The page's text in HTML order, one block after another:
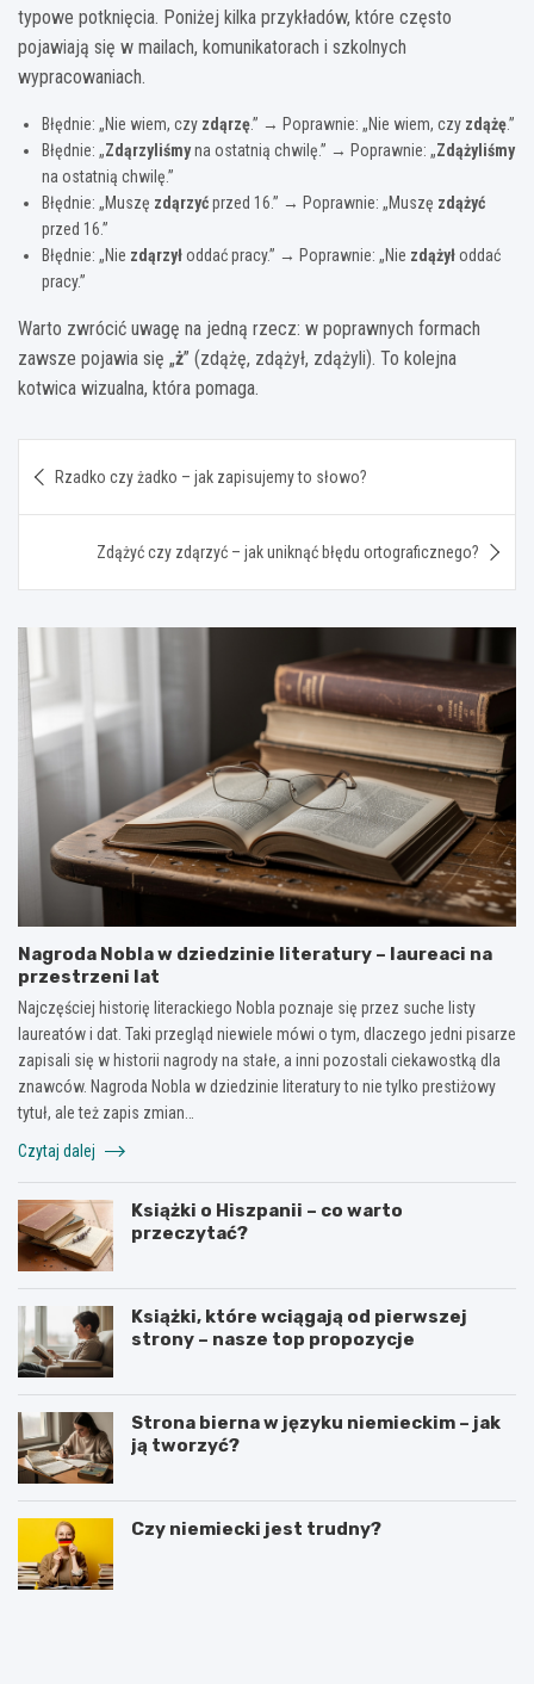
typowe potknięcia. Poniżej kilka przykładów, które często
pojawiają się w mailach, komunikatorach i szkolnych
wypracowaniach.
Błędnie: „Nie wiem, czy zdąrzę.” → Poprawnie: „Nie wiem, czy zdążę.”
Błędnie: „Zdąrzyliśmyna ostatnią chwilę.” → Poprawnie: „Zdążyliśmy
na ostatnią chwilę.”
Błędnie: „Muszę zdąrzyćprzed 16.” → Poprawnie: „Muszę zdążyć
przed 16.”
Błędnie: „Nie zdąrzyłoddać pracy.” → Poprawnie: „Nie zdążyłoddać
pracy.”
Warto zwrócić uwagę na jedną rzecz: w poprawnych formach
zawsze pojawia się „ż” (zdążę, zdążył, zdążyli). To kolejna
kotwica wizualna, która pomaga.
wpisu
Rzadko czy żadko – jak zapisujemy to słowo?
Zdążyć czy zdąrzyć – jak uniknąć błędu ortograficznego?
Nagroda Nobla w dziedzinie literatury – laureaci na
przestrzeni lat
Najczęściej historię literackiego Nobla poznaje się przez suche listy
laureatów i dat. Taki przegląd niewiele mówi o tym, dlaczego jedni pisarze
zapisali się w historii nagrody na stałe, a inni pozostali ciekawostką dla
znawców. Nagroda Nobla w dziedzinie literatury to nie tylko prestiżowy
tytuł, ale też zapis zmian…
Czytaj dalej
Książki o Hiszpanii – co warto
przeczytać?
Książki, które wciągają od pierwszej
strony – nasze top propozycje
Strona bierna w języku niemieckim – jak
ją tworzyć?
Czy niemiecki jest trudny?
R
C